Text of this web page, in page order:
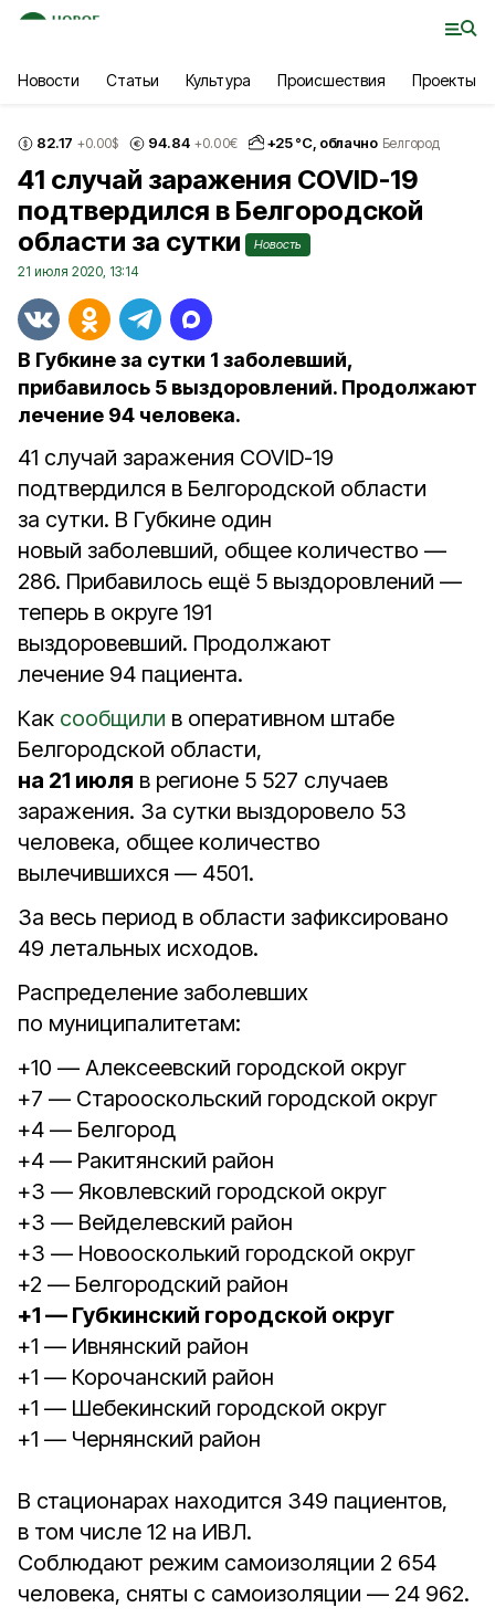
Новости Статьи Культура Происшествия Проекты
82.17 +0.00$ 94.84 +0.00€ +25°С, облачно Белгород
41 случай заражения COVID-19
подтвердился в Белгородской
области за сутки
Новость
21 июля 2020, 13:14
В Губкине за сутки 1 заболевший,
прибавилось 5 выздоровлений. Продолжают
лечение 94 человека.
41 случай заражения COVID-19
подтвердился в Белгородской области
за сутки. В Губкине один
новый заболевший, общее количество —
286. Прибавилось ещё 5 выздоровлений —
теперь в округе 191
выздоровевший. Продолжают
лечение 94 пациента.
Как сообщили в оперативном штабе
Белгородской области,
на 21 июля в регионе 5 527 случаев
заражения. За сутки выздоровело 53
человека, общее количество
вылечившихся — 4501.
За весь период в области зафиксировано
49 летальных исходов.
Распределение заболевших
по муниципалитетам:
+10 — Алексеевский городской округ
+7 — Старооскольский городской округ
+4 — Белгород
+4 — Ракитянский район
+3 — Яковлевский городской округ
+3 — Вейделевский район
+3 — Новоосколький городской округ
+2 — Белгородский район
+1 — Губкинский городской округ
+1 — Ивнянский район
+1 — Корочанский район
+1 — Шебекинский городской округ
+1 — Чернянский район
В стационарах находится 349 пациентов,
в том числе 12 на ИВЛ.
Соблюдают режим самоизоляции 2 654
человека, сняты с самоизоляции — 24 962.